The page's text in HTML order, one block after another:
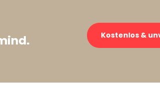
Kostenlos &